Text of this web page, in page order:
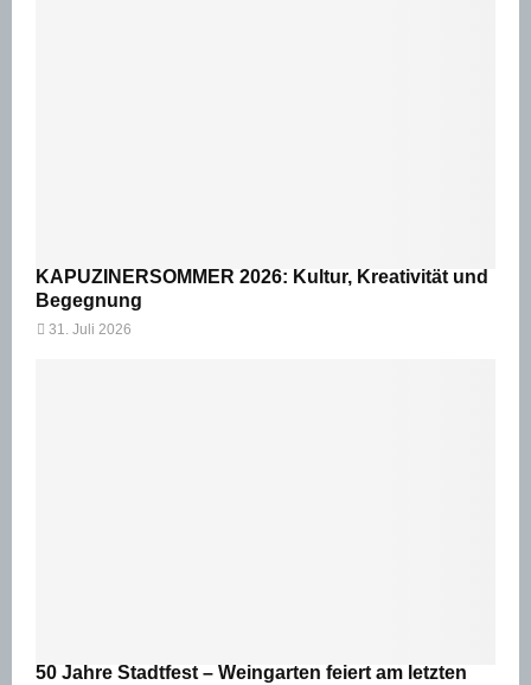
KAPUZINERSOMMER 2026: Kultur, Kreativität und
Begegnung
31. Juli 2026
50 Jahre Stadtfest – Weingarten feiert am letzten